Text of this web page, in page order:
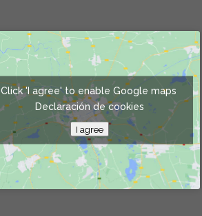
Click 'I agree' to enable Google maps
Declaración de cookies
I agree